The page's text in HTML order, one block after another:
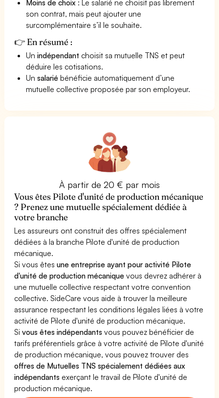
Moins de choix : Le salarié ne choisit pas librement
son contrat, mais peut ajouter une
surcomplémentaire s’il le souhaite.
👉 En résumé :
Unindépendant choisit sa mutuelle TNS et peut
déduire les cotisations.
Unsalarié bénéficie automatiquement d’une
mutuelle collective proposée par son employeur.
À partir de 20 € par mois
Vous êtes Pilote d'unité de production mécanique
? Prenez une mutuelle spécialement dédiée à
votre branche
Les assureurs ont construit des offres spécialement
dédiées à la branche Pilote d'unité de production
mécanique.
Si vous êtesune entreprise ayant pour activité Pilote
d'unité de production mécanique vous devrez adhérer à
une mutuelle collective respectant votre convention
collective. SideCare vous aide à trouver la meilleure
assurance respectant les conditions légales liées à votre
activité de Pilote d'unité de production mécanique.
Sivous êtes indépendants vous pouvez bénéficier de
tarifs préférentiels grâce à votre activité de Pilote d'unité
de production mécanique, vous pouvez trouver des
offres de Mutuelles TNS spécialement dédiées aux
indépendants exerçant le travail de Pilote d'unité de
production mécanique.